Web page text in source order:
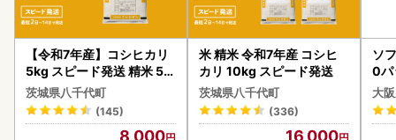
なります。
発送手配や発送日も異なりますので、それぞれの受け取り
をお願いいたします。
・有田町に住民登録がある方は、ご寄附いただいてもお礼の
品をお送りしておりません。
・当町へのご寄附については、お礼の品の受取回数の制限は
【令和7年産】コシヒカリ
5kg スピード発送 精米 5k
g x 1袋 白米 茨城県 八千代
町
茨城県八千代町
(145)
8,000
米 精米 令和7年産 コシヒ
カリ 10kg スピード発送
茨城県八千代町
(336)
16,000
ソ
0
大